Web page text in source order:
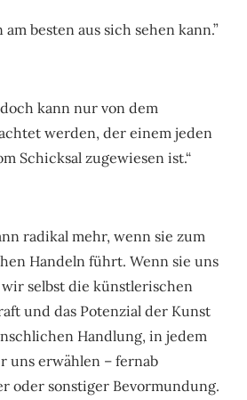
am besten aus sich sehen kann.”
kann nur von dem
werden, der einem jeden
Schicksal zugewiesen ist.“
radikal mehr, wenn sie zum
Handeln führt. Wenn sie uns
selbst die künstlerischen
und das Potenzial der Kunst
Handlung, in jedem
uns erwählen – fernab
oder sonstiger Bevormundung.